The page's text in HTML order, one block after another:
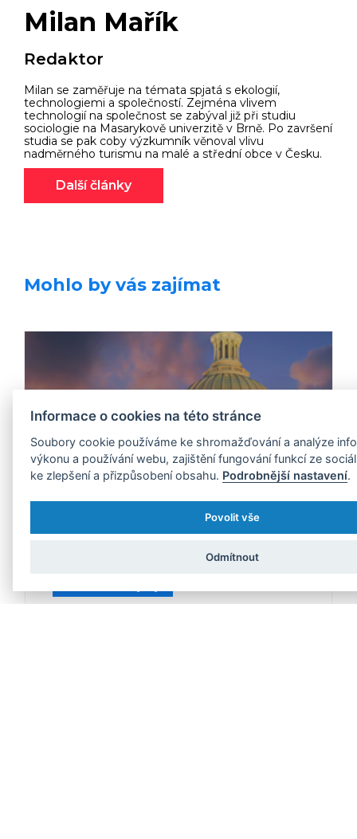
Milan Mařík
Redaktor
Milan se zaměřuje na témata spjatá s ekologií,
technologiemi a společností. Zejména vlivem
technologií na společnost se zabýval již při studiu
sociologie na Masarykově univerzitě v Brně. Po završení
studia se pak coby výzkumník věnoval vlivu
nadměrného turismu na malé a střední obce v Česku.
Další články
Mohlo by vás zajímat
Informace o cookies na této stránce
Soubory cookie používáme ke shromažďování a analýze
výkonu a používání webu, zajištění fungování funkcí ze
ke zlepšení a přizpůsobení obsahu. Podrobnější nastavení.
Povolit vše
Odmítnout